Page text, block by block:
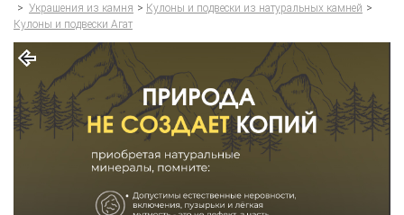
> Украшения из камня > Кулоны и подвески из натуральных камней >
Кулоны и подвески Агат